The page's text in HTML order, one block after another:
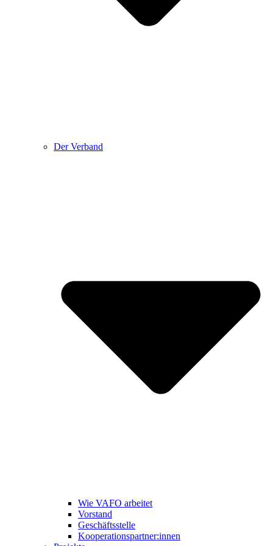
Der Verband
Wie VAFO arbeitet
Vorstand
Geschäftsstelle
Kooperationspartner:innen